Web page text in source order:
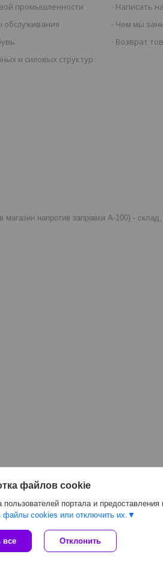
промышленности
обслуживания
и силовых структур
Написать
Чем мы
Возврат
напротив заправки А-100) -
на платформе Deal.by
файлов cookies
файлов cookie
портала и
файлы cookies или отключить их.
все Отклонить